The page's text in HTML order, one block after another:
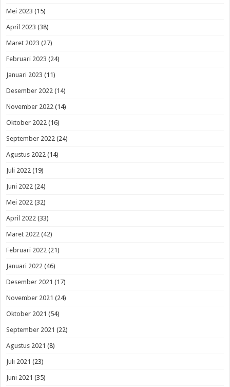
Mei 2023 (15)
April 2023 (38)
Maret 2023 (27)
Februari 2023 (24)
Januari 2023 (11)
Desember 2022 (14)
November 2022 (14)
Oktober 2022 (16)
September 2022 (24)
Agustus 2022 (14)
Juli 2022 (19)
Juni 2022 (24)
Mei 2022 (32)
April 2022 (33)
Maret 2022 (42)
Februari 2022 (21)
Januari 2022 (46)
Desember 2021 (17)
November 2021 (24)
Oktober 2021 (54)
September 2021 (22)
Agustus 2021 (8)
Juli 2021 (23)
Juni 2021 (35)